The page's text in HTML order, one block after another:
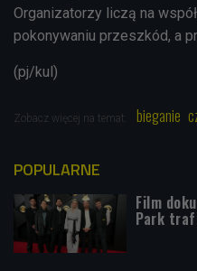
Organizatorzy liczą na
pokonywaniu przeszkód, a
(pj/kul)
Zobacz więcej na temat: bieganie
POPULARNE
Film
Park